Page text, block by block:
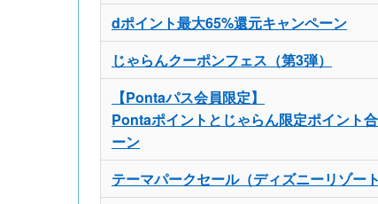
dポイント最大65%還元キャンペーン
じゃらんクーポンフェス（第3弾）
【Pontaパス会員限定】
Pontaポイントとじゃらん限定ポイント
ーン
テーマパークセール（ディズニーリゾー